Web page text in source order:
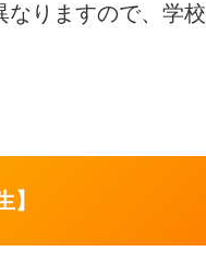
りますので、学
】